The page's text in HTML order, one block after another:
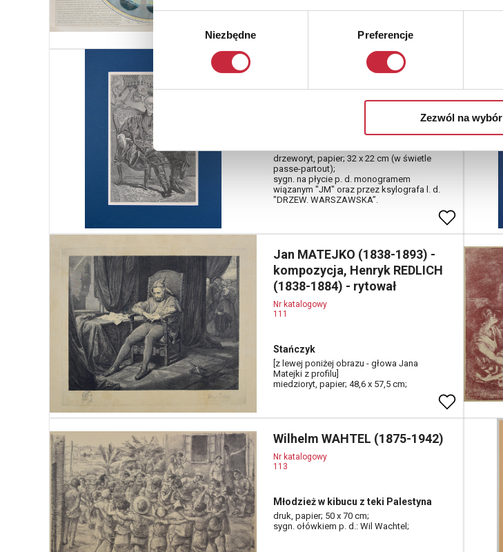
Wybór
zgody
Niezbędne Preferencje
Zezwól na wybór
Jan MATEJKO (1838-1893)
Nr katalogowy
Portret Piotra hr. Moszyńskiego
drzeworyt, papier; 32 x 22 cm (w świetle
passe-partout);
sygn. na płycie p. d. monogramem
wiązanym "JM" oraz przez ksylografa l. d.
"DRZEW. WARSZAWSKA”.
Jan MATEJKO (1838-1893) -
kompozycja, Henryk REDLICH
(1838-1884) - rytował
Nr katalogowy
111
Stańczyk
[z lewej poniżej obrazu - głowa Jana
Matejki z profilu]
miedzioryt, papier; 48,6 x 57,5 cm;
Wilhelm WAHTEL (1875-1942)
Nr katalogowy
113
Młodzież w kibucu z teki Palestyna
druk, papier; 50 x 70 cm;
sygn. ołówkiem p. d.: Wil Wachtel;